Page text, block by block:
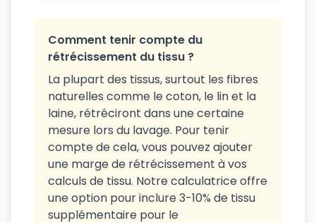
Comment tenir compte du
rétrécissement du tissu ?
La plupart des tissus, surtout les fibres
naturelles comme le coton, le lin et la
laine, rétréciront dans une certaine
mesure lors du lavage. Pour tenir
compte de cela, vous pouvez ajouter
une marge de rétrécissement à vos
calculs de tissu. Notre calculatrice offre
une option pour inclure 3-10% de tissu
supplémentaire pour le